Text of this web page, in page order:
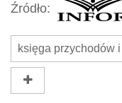
Źródło:
księga przychodów